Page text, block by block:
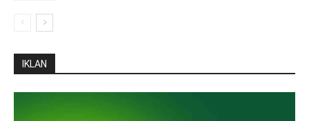
IKLAN